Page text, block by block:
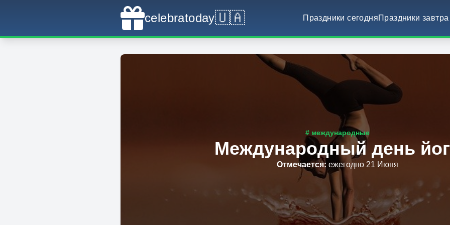
celebratoday🇺🇦 Праздники сегодняПраздники завтра
# международные
Международный день
Отмечается: ежегодно 21 Июня